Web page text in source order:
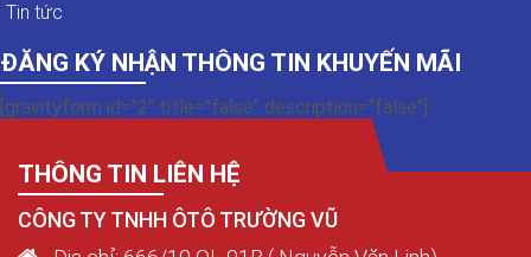
Tin tức
ĐĂNG KÝ NHẬN THÔNG TIN KHUYẾN MÃI
[gravityform id="2" title="false" description="false"]
THÔNG TIN LIÊN HỆ
CÔNG TY TNHH ÔTÔ TRƯỜNG VŨ